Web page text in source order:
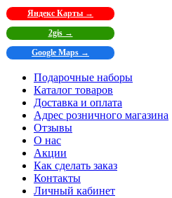
Яндекс Карты →
2gis →
Google Maps →
Подарочные наборы
Каталог товаров
Доставка и оплата
Адрес розничного магазина
Отзывы
О нас
Акции
Как сделать заказ
Контакты
Личный кабинет